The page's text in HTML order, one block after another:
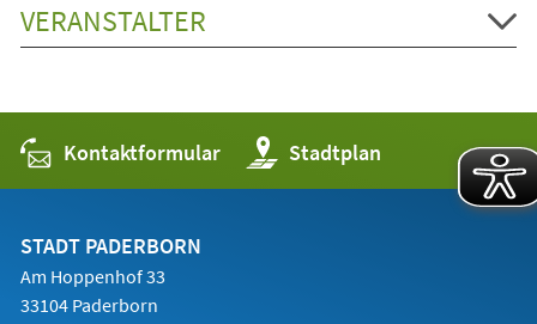
VERANSTALTER
Kontaktformular Stadtplan
(Öffnet
in
einem
STADT PADERBORN
Am Hoppenhof 33
33104 Paderborn